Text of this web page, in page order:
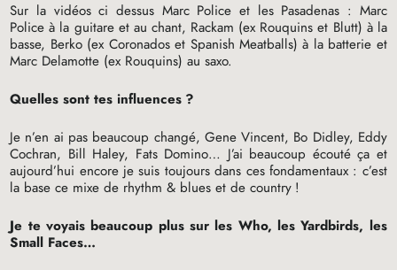
Sur la vidéos ci dessus Marc Police et les Pasadenas : Marc
Police à la guitare et au chant, Rackam (ex Rouquins et Blutt) à la
basse, Berko (ex Coronados et Spanish Meatballs) à la batterie et
Marc Delamotte (ex Rouquins) au saxo.
Quelles sont tes influences ?
Je n’en ai pas beaucoup changé, Gene Vincent, Bo Didley, Eddy
Cochran, Bill Haley, Fats Domino… J’ai beaucoup écouté ça et
aujourd’hui encore je suis toujours dans ces fondamentaux : c’est
la base ce mixe de rhythm & blues et de country !
Je te voyais beaucoup plus sur les Who, les Yardbirds, les
Small Faces…